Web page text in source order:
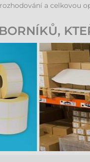
a celkovou